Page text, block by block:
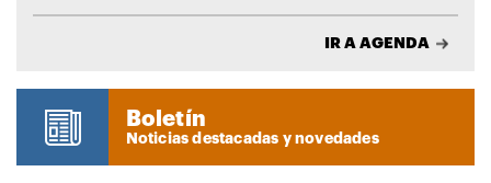
IR A AGENDA
Boletín
Noticias destacadas y novedades